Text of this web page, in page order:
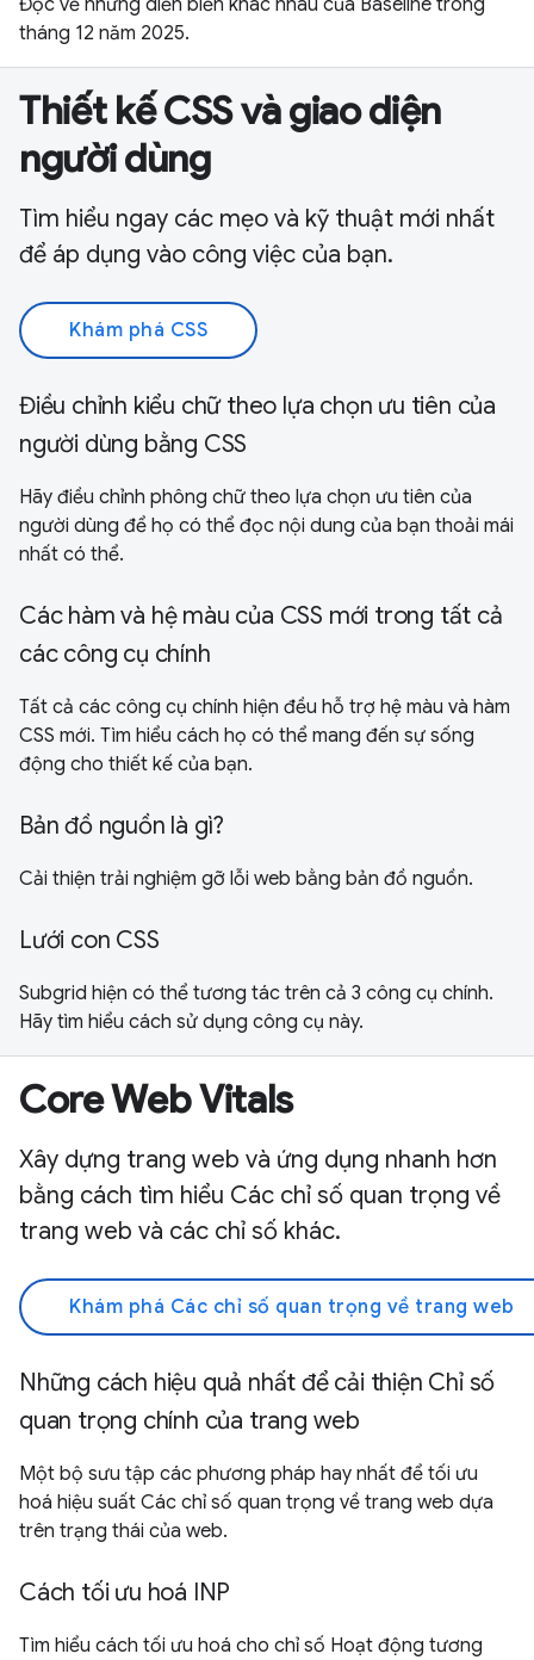
tháng 12 năm 2025.
Thiết kế CSS và giao diện
người dùng
Tìm hiểu ngay các mẹo và kỹ thuật mới nhất
để áp dụng vào công việc của bạn.
Khám phá CSS
Điều chỉnh kiểu chữ theo lựa chọn ưu tiên của
người dùng bằng CSS
Hãy điều chỉnh phông chữ theo lựa chọn ưu tiên của
người dùng để họ có thể đọc nội dung của bạn thoải mái
nhất có thể.
Các hàm và hệ màu của CSS mới trong tất cả
các công cụ chính
Tất cả các công cụ chính hiện đều hỗ trợ hệ màu và hàm
CSS mới. Tìm hiểu cách họ có thể mang đến sự sống
động cho thiết kế của bạn.
Bản đồ nguồn là gì?
Cải thiện trải nghiệm gỡ lỗi web bằng bản đồ nguồn.
Lưới con CSS
Subgrid hiện có thể tương tác trên cả 3 công cụ chính.
Hãy tìm hiểu cách sử dụng công cụ này.
Core Web Vitals
Xây dựng trang web và ứng dụng nhanh hơn
bằng cách tìm hiểu Các chỉ số quan trọng về
trang web và các chỉ số khác.
Khám phá Các chỉ số quan trọng về trang web
Những cách hiệu quả nhất để cải thiện Chỉ số
quan trọng chính của trang web
Một bộ sưu tập các phương pháp hay nhất để tối ưu
hoá hiệu suất Các chỉ số quan trọng về trang web dựa
trên trạng thái của web.
Cách tối ưu hoá INP
Tìm hiểu cách tối ưu hoá cho chỉ số Hoạt động tương